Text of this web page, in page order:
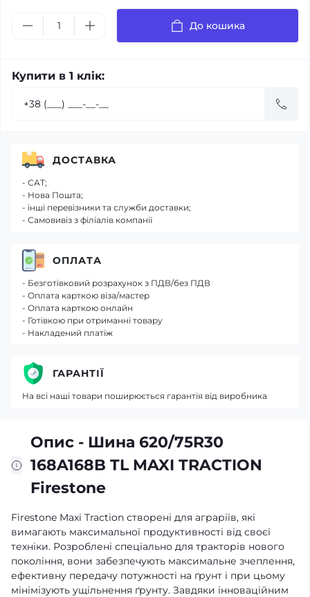
До кошика
Купити в 1 клік:
Опис - Шина 620/75R30
168A168B TL MAXI TRACTION
Firestone
Firestone Maxi Traction створені для аграріїв, які
вимагають максимальної продуктивності від своєї
техніки. Розроблені спеціально для тракторів нового
покоління, вони забезпечують максимальне зчеплення,
ефективну передачу потужності на ґрунт і при цьому
мінімізують ущільнення ґрунту. Завдяки інноваційним
ДОСТАВКА
- САТ;
- Нова Пошта;
- інші перевізники та служби доставки;
- Самовивіз з філіалів компанії
ОПЛАТА
- Безготівковий розрахунок з ПДВ/без ПДВ
- Оплата карткою віза/мастер
- Оплата карткою онлайн
- Готівкою при отриманні товару
- Накладений платіж
ГАРАНТІЇ
На всі наші товари поширюється гарантія від виробника